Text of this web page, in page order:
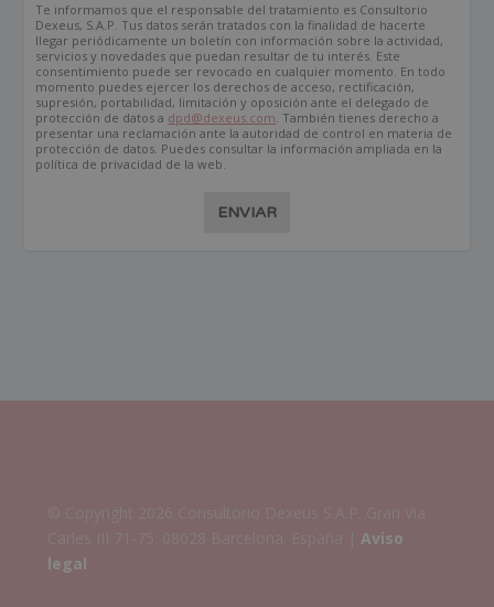
Te informamos que el responsable del tratamiento es Consultorio
Dexeus, S.A.P. Tus datos serán tratados con la finalidad de hacerte
llegar periódicamente un boletín con información sobre la actividad,
servicios y novedades que puedan resultar de tu interés. Este
consentimiento puede ser revocado en cualquier momento. En todo
momento puedes ejercer los derechos de acceso, rectificación,
supresión, portabilidad, limitación y oposición ante el delegado de
protección de datos a dpd@dexeus.com. También tienes derecho a
presentar una reclamación ante la autoridad de control en materia de
protección de datos. Puedes consultar la información ampliada en la
política de privacidad de la web.
ENVIAR
Aviso
legal